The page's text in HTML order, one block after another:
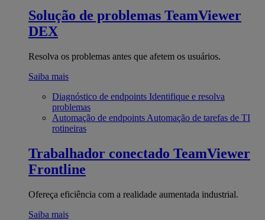
Solução de problemas TeamViewer
DEX
Resolva os problemas antes que afetem os usuários.
Saiba mais
Diagnóstico de endpoints Identifique e resolva
problemas
Automação de endpoints Automação de tarefas de TI
rotineiras
Trabalhador conectado TeamViewer
Frontline
Ofereça eficiência com a realidade aumentada industrial.
Saiba mais